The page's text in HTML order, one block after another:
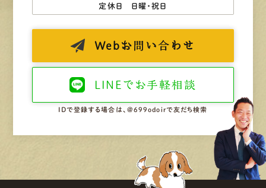
定休日 日曜・祝日
Web お問い合わせ
LINEで お手軽相談
IDで登録する場合は、@699odoirで友だち検索